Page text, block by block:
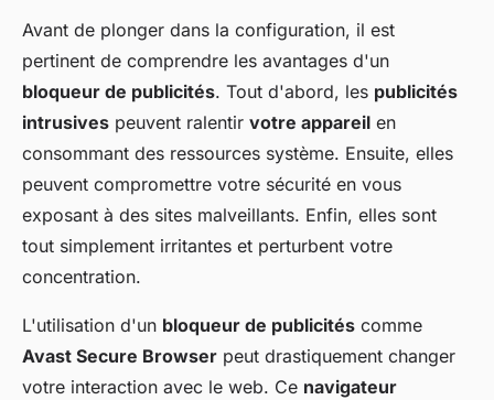
Avant de plonger dans la configuration, il est
pertinent de comprendre les avantages d'un
bloqueur de publicités. Tout d'abord, les publicités
intrusives peuvent ralentir votre appareil en
consommant des ressources système. Ensuite, elles
peuvent compromettre votre sécurité en vous
exposant à des sites malveillants. Enfin, elles sont
tout simplement irritantes et perturbent votre
concentration.
L'utilisation d'un bloqueur de publicités comme
Avast Secure Browser peut drastiquement changer
votre interaction avec le web. Ce navigateur